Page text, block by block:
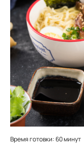
Время готовки: 60 минут